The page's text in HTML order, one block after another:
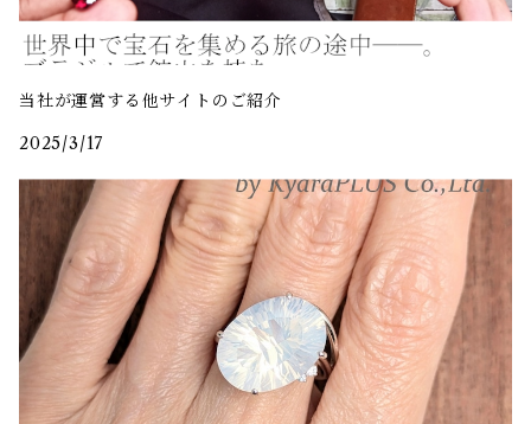
当社が運営する他サイトのご紹介
2025/3/17